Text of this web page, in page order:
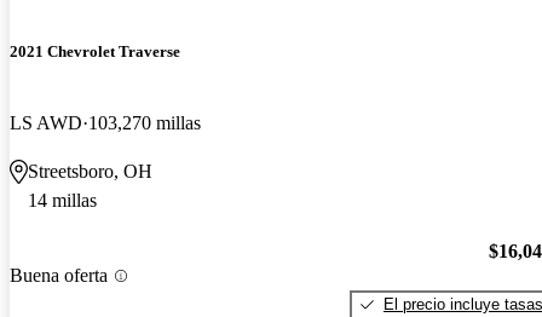
2021 Chevrolet Traverse
LS AWD 103,270 millas
Streetsboro, OH
14 millas
Buena oferta
El precio incluye tasas